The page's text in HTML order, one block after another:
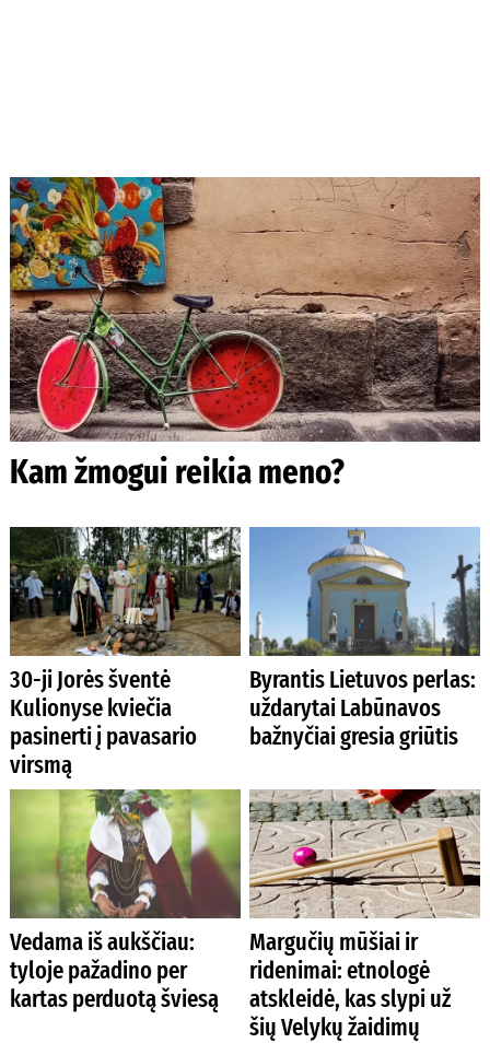
Kam žmogui reikia meno?
30-ji Jorės šventė
Kulionyse kviečia
pasinerti į pavasario
virsmą
Byrantis Lietuvos perlas:
uždarytai Labūnavos
bažnyčiai gresia griūtis
Vedama iš aukščiau:
tyloje pažadino per
kartas perduotą šviesą
Margučių mūšiai ir
ridenimai: etnologė
atskleidė, kas slypi už
šių Velykų žaidimų